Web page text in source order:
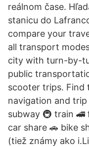
reálnom čase.
stanicu do
compare your
all transport
city with turn-by-
public
scooter trips. Find
navigation and
subway 🚇 train
car share 🚗 bike
(tiež známy ako